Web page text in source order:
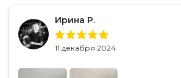
Ирина Р.
11 декабря 2024